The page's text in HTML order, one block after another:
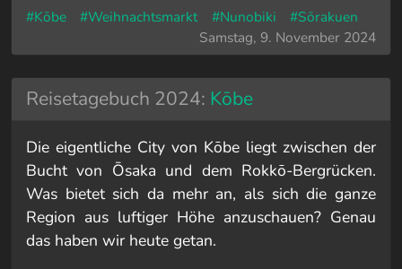
#Kōbe #Weihnachtsmarkt #Nunobiki
#Sōrakuen
Samstag, 9. November 2024
Reisetagebuch 2024: Kōbe
Die eigentliche City von Kōbe liegt zwischen der
Bucht von Ōsaka und dem Rokkō-Bergrücken.
Was bietet sich da mehr an, als sich die ganze
Region aus luftiger Höhe anzuschauen? Genau
das haben wir heute getan.